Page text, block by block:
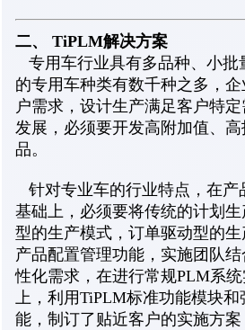
二、 TiPLM解决方案
专用车行业具有多品种、小批
的专用车种类有数千种之多，
户需求，设计生产满足客户特
发展，必须要开发高附加值、
品。
针对专业车的行业特点，在产
基础上，必须要将传统的计划
型的生产模式，订单驱动型的
产品配置管理功能，实施团队
性化需求，在进行常规PLM系
上，利用TiPLM标准功能模块和
能，制订了贴近客户的实施方案